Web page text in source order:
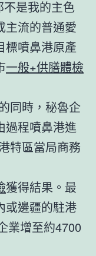
是我的主色
主流的普通愛
標噴鼻港原產
一般+供膳體檢
同時，秘魯企
過程噴鼻港進
特區當局商務
獲得結果。最
或邊疆的駐港
業增至約4700